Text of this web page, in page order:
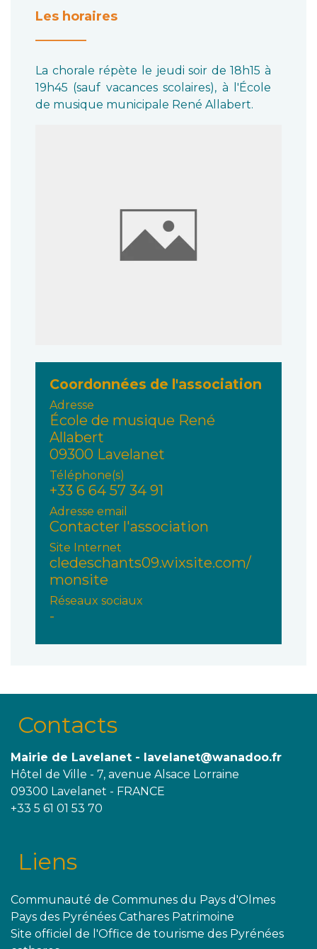
Les horaires
La chorale répète le jeudi soir de 18h15 à
19h45 (sauf vacances scolaires), à l'École
de musique municipale René Allabert.
Coordonnées de l'association
Adresse
École de musique René
Allabert
09300 Lavelanet
Téléphone(s)
+33 6 64 57 34 91
Adresse email
Contacter l'association
Site Internet
cledeschants09.wixsite.com/
monsite
Réseaux sociaux
-
Contacts
Mairie de Lavelanet - lavelanet@wanadoo.fr
Hôtel de Ville - 7, avenue Alsace Lorraine
09300 Lavelanet - FRANCE
+33 5 61 01 53 70
Liens
Communauté de Communes du Pays d'Olmes
Pays des Pyrénées Cathares Patrimoine
Site officiel de l'Office de tourisme des Pyrénées